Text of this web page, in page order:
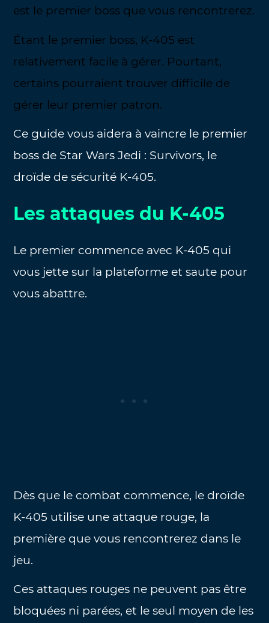
est le premier boss que vous rencontrerez.
Étant le premier boss, K-405 est
relativement facile à gérer. Pourtant,
certains pourraient trouver difficile de
gérer leur premier patron.
Ce guide vous aidera à vaincre le premier
boss de Star Wars Jedi : Survivors, le
droïde de sécurité K-405.
Les attaques du K-405
Le premier commence avec K-405 qui
vous jette sur la plateforme et saute pour
vous abattre.
Dès que le combat commence, le droïde
K-405 utilise une attaque rouge, la
première que vous rencontrerez dans le
jeu.
Ces attaques rouges ne peuvent pas être
bloquées ni parées, et le seul moyen de les